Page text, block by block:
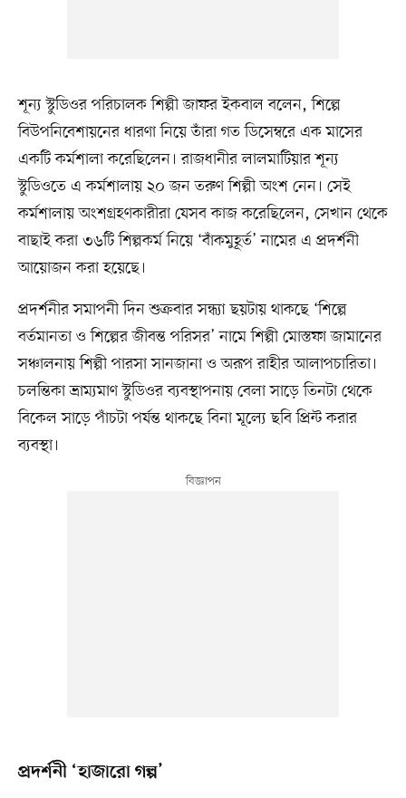
শূন্য স্টুডিওর পরিচালক শিল্পী জাফর ইকবাল বলেন, শিল্পে
বিউপনিবেশায়নের ধারণা নিয়ে তাঁরা গত ডিসেম্বরে এক মাসের
একটি কর্মশালা করেছিলেন। রাজধানীর লালমাটিয়ার শূন্য
স্টুডিওতে এ কর্মশালায় ২০ জন তরুণ শিল্পী অংশ নেন। সেই
কর্মশালায় অংশগ্রহণকারীরা যেসব কাজ করেছিলেন, সেখান থেকে
বাছাই করা ৩৬টি শিল্পকর্ম নিয়ে ‘বাঁকমুহূর্ত’ নামের এ প্রদর্শনী
আয়োজন করা হয়েছে।
প্রদর্শনীর সমাপনী দিন শুক্রবার সন্ধ্যা ছয়টায় থাকছে ‘শিল্পে
বর্তমানতা ও শিল্পের জীবন্ত পরিসর’ নামে শিল্পী মোস্তফা জামানের
সঞ্চালনায় শিল্পী পারসা সানজানা ও অরূপ রাহীর আলাপচারিতা।
চলন্তিকা ভ্রাম্যমাণ স্টুডিওর ব্যবস্থাপনায় বেলা সাড়ে তিনটা থেকে
বিকেল সাড়ে পাঁচটা পর্যন্ত থাকছে বিনা মূল্যে ছবি প্রিন্ট করার
ব্যবস্থা।
প্রদর্শনী ‘হাজারো গল্প’